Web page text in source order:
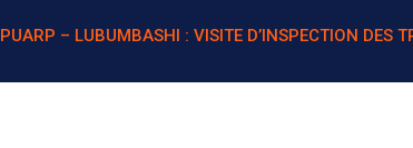
PUARP – LUBUMBASHI : VISITE D’INSPECTION DES